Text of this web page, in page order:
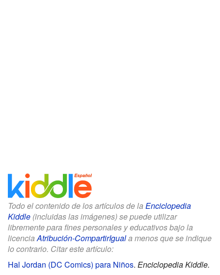
Todo el contenido de los artículos de la Enciclopedia
Kiddle (incluidas las imágenes) se puede utilizar
libremente para fines personales y educativos bajo la
licenciaAtribución-CompartirIguala menos que se indique
lo contrario. Citar este artículo:
Hal Jordan (DC Comics) para Niños. Enciclopedia Kiddle.